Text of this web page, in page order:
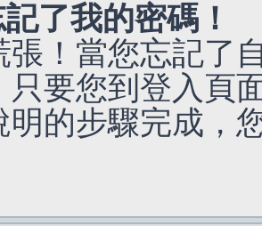
了我的密碼！
張！當您忘記了
只要您到登入頁
明的步驟完成，